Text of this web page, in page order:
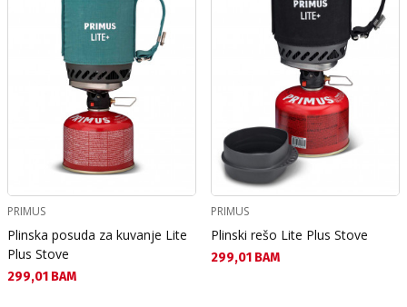
PRIMUS
Plinska posuda za kuvanje Lite
Plus Stove
Текуща цена:
299,01 BAM
PRIMUS
Plinski rešo Lite Plus Stove
Текуща цена:
299,01 BAM